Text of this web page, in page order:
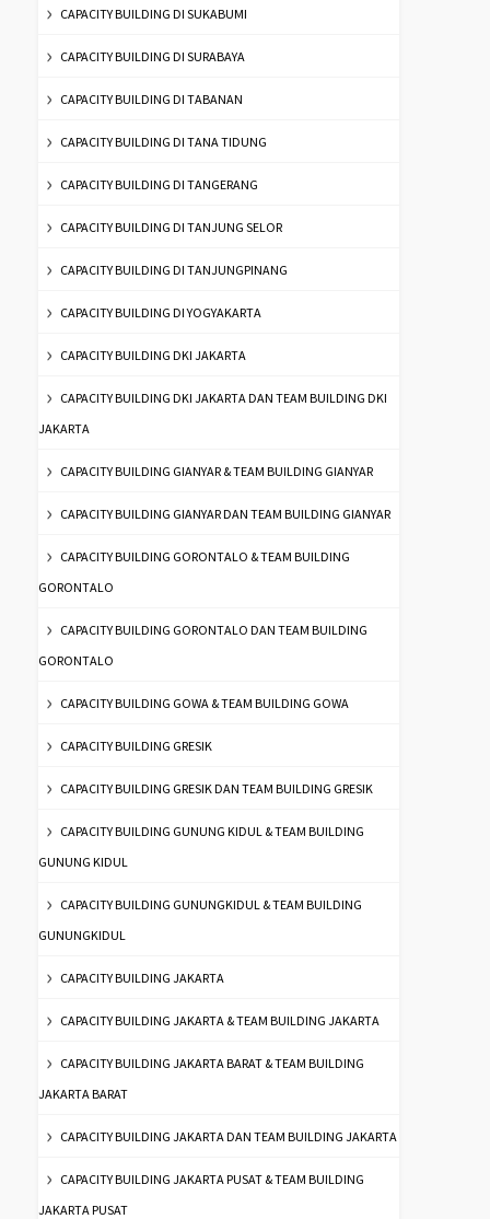
CAPACITY BUILDING DI SUKABUMI
CAPACITY BUILDING DI SURABAYA
CAPACITY BUILDING DI TABANAN
CAPACITY BUILDING DI TANA TIDUNG
CAPACITY BUILDING DI TANGERANG
CAPACITY BUILDING DI TANJUNG SELOR
CAPACITY BUILDING DI TANJUNGPINANG
CAPACITY BUILDING DI YOGYAKARTA
CAPACITY BUILDING DKI JAKARTA
CAPACITY BUILDING DKI JAKARTA DAN TEAM BUILDING DKI
JAKARTA
CAPACITY BUILDING GIANYAR & TEAM BUILDING GIANYAR
CAPACITY BUILDING GIANYAR DAN TEAM BUILDING GIANYAR
CAPACITY BUILDING GORONTALO & TEAM BUILDING
GORONTALO
CAPACITY BUILDING GORONTALO DAN TEAM BUILDING
GORONTALO
CAPACITY BUILDING GOWA & TEAM BUILDING GOWA
CAPACITY BUILDING GRESIK
CAPACITY BUILDING GRESIK DAN TEAM BUILDING GRESIK
CAPACITY BUILDING GUNUNG KIDUL & TEAM BUILDING
GUNUNG KIDUL
CAPACITY BUILDING GUNUNGKIDUL & TEAM BUILDING
GUNUNGKIDUL
CAPACITY BUILDING JAKARTA
CAPACITY BUILDING JAKARTA & TEAM BUILDING JAKARTA
CAPACITY BUILDING JAKARTA BARAT & TEAM BUILDING
JAKARTA BARAT
CAPACITY BUILDING JAKARTA DAN TEAM BUILDING JAKARTA
CAPACITY BUILDING JAKARTA PUSAT & TEAM BUILDING
JAKARTA PUSAT